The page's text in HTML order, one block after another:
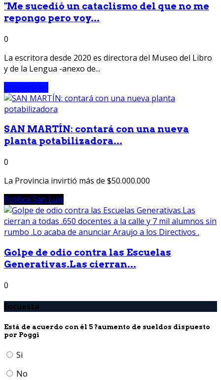
"Me sucedió un cataclismo del que no me
repongo pero voy...
0
La escritora desde 2020 es directora del Museo del Libro
y de la Lengua -anexo de...
SAN MARTÍN: contará con una nueva
planta potabilizadora...
0
La Provincia invirtió más de $50.000.000
Política San Luis
Golpe de odio contra las Escuelas
Generativas.Las cierran...
0
Encuesta
Está de acuerdo con él 5 ?aumento de sueldos dispuesto
por Poggi
Si
No